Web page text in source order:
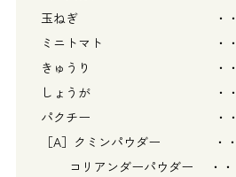
玉ねぎ ・・・
ミニトマト ・・・
きゅうり ・・・
しょうが ・・・
パクチー ・・・
［A］クミンパウダー ・・
コリアンダーパウダー ・・